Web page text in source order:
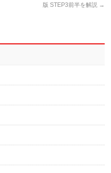
版 STEP3前半を解説 →